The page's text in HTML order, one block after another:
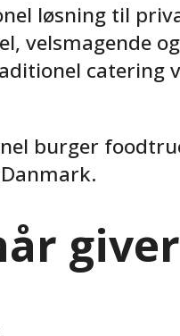
løsning til
velsmagende
catering
burger